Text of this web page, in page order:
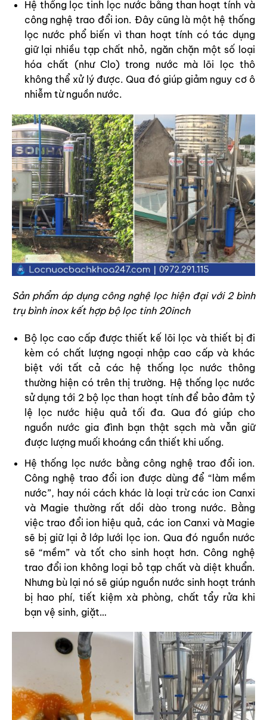
Hệ thống lọc tinh lọc nước bằng than hoạt tính và
công nghệ trao đổi ion. Đây cũng là một hệ thống
lọc nước phổ biến vì than hoạt tính có tác dụng
giữ lại nhiều tạp chất nhỏ, ngăn chặn một số loại
hóa chất (như Clo) trong nước mà lõi lọc thô
không thể xử lý được. Qua đó giúp giảm nguy cơ ô
nhiễm từ nguồn nước.
Sản phẩm áp dụng công nghệ lọc hiện đại với 2 bình
trụ bình inox kết hợp bộ lọc tinh 20inch
Bộ lọc cao cấp được thiết kế lõi lọc và thiết bị đi
kèm có chất lượng ngoại nhập cao cấp và khác
biệt với tất cả các hệ thống lọc nước thông
thường hiện có trên thị trường. Hệ thống lọc nước
sử dụng tới 2 bộ lọc than hoạt tính để bảo đảm tỷ
lệ lọc nước hiệu quả tối đa. Qua đó giúp cho
nguồn nước gia đình bạn thật sạch mà vẫn giữ
được lượng muối khoáng cần thiết khi uống.
Hệ thống lọc nước bằng công nghệ trao đổi ion.
Công nghệ trao đổi ion được dùng để “làm mềm
nước”, hay nói cách khác là loại trừ các ion Canxi
và Magie thường rất dồi dào trong nước. Bằng
việc trao đổi ion hiệu quả, các ion Canxi và Magie
sẽ bị giữ lại ở lớp lưới lọc ion. Qua đó nguồn nước
sẽ “mềm” và tốt cho sinh hoạt hơn. Công nghệ
trao đổi ion không loại bỏ tạp chất và diệt khuẩn.
Nhưng bù lại nó sẽ giúp nguồn nước sinh hoạt tránh
bị hao phí, tiết kiệm xà phòng, chất tẩy rửa khi
bạn vệ sinh, giặt…